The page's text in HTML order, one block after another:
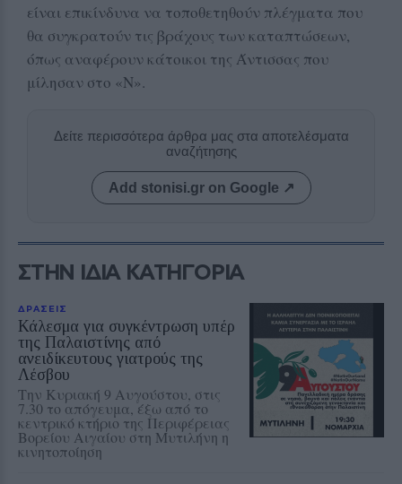
είναι επικίνδυνα να τοποθετηθούν πλέγματα που
θα συγκρατούν τις βράχους των καταπτώσεων,
όπως αναφέρουν κάτοικοι της Άντισσας που
μίλησαν στο «Ν».
Δείτε περισσότερα άρθρα μας στα αποτελέσματα
αναζήτησης
Add stonisi.gr on Google ↗
ΣΤΗΝ ΙΔΙΑ ΚΑΤΗΓΟΡΙΑ
ΔΡΑΣΕΙΣ
Κάλεσμα για συγκέντρωση υπέρ
της Παλαιστίνης από
ανειδίκευτους γιατρούς της
Λέσβου
Την Κυριακή 9 Αυγούστου, στις
7.30 το απόγευμα, έξω από το
κεντρικό κτήριο της Περιφέρειας
Βορείου Αιγαίου στη Μυτιλήνη η
κινητοποίηση